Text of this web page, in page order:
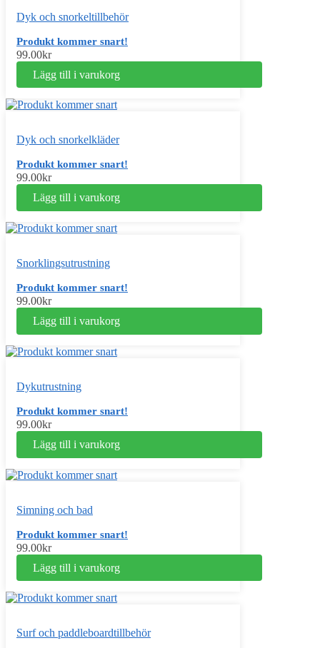
Dyk och snorkeltillbehör
Produkt kommer snart!
99.00kr
Lägg till i varukorg
Dyk och snorkelkläder
Produkt kommer snart!
99.00kr
Lägg till i varukorg
Snorklingsutrustning
Produkt kommer snart!
99.00kr
Lägg till i varukorg
Dykutrustning
Produkt kommer snart!
99.00kr
Lägg till i varukorg
Simning och bad
Produkt kommer snart!
99.00kr
Lägg till i varukorg
Surf och paddleboardtillbehör